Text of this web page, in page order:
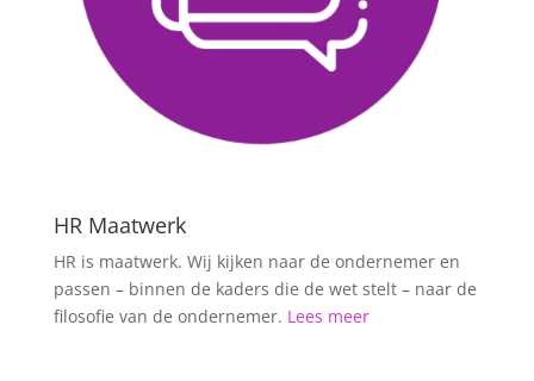
HR Maatwerk
HR is maatwerk. Wij kijken naar de ondernemer en
passen – binnen de kaders die de wet stelt – naar de
filosofie van de ondernemer. Lees meer